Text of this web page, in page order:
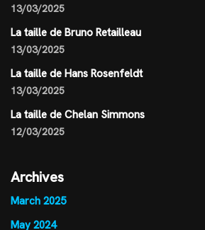
13/03/2025
La taille de Bruno Retailleau
13/03/2025
La taille de Hans Rosenfeldt
13/03/2025
La taille de Chelan Simmons
12/03/2025
Archives
March 2025
May 2024